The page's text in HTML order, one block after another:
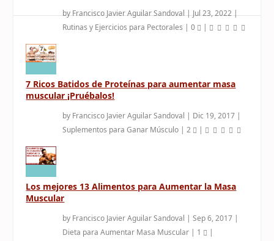
byFrancisco Javier Aguilar Sandoval|Jul 23, 2022|
Rutinas y Ejercicios para Pectorales |0 |
7 Ricos Batidos de Proteínas para aumentar masa
muscular ¡Pruébalos!
by Francisco Javier Aguilar Sandoval | Dic 19, 2017 |
Suplementos para Ganar Músculo |2 |
Los mejores 13 Alimentos para Aumentar la Masa
Muscular
by Francisco Javier Aguilar Sandoval |Sep 6, 2017 |
Dieta para Aumentar Masa Muscular | 1 |